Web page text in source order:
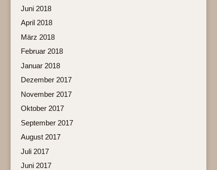
Juni 2018
April 2018
März 2018
Februar 2018
Januar 2018
Dezember 2017
November 2017
Oktober 2017
September 2017
August 2017
Juli 2017
Juni 2017